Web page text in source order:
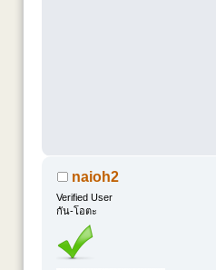
naioh2
Verified User
กัน-โอตะ